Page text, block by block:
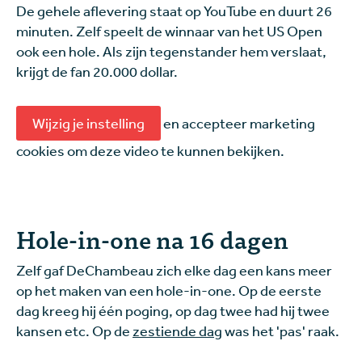
De gehele aflevering staat op YouTube en duurt 26
minuten. Zelf speelt de winnaar van het US Open
ook een hole. Als zijn tegenstander hem verslaat,
krijgt de fan 20.000 dollar.
Wijzig je instelling
en accepteer marketing
cookies om deze video te kunnen bekijken.
Hole-in-one na 16 dagen
Zelf gaf DeChambeau zich elke dag een kans meer
op het maken van een hole-in-one. Op de eerste
dag kreeg hij één poging, op dag twee had hij twee
kansen etc. Op de zestiende dagwas het 'pas' raak.